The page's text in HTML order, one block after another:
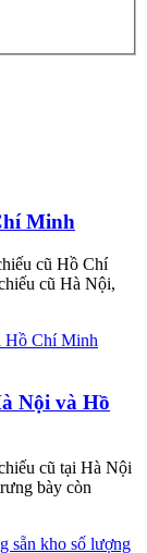
Minh
cũ Hồ Chí
cũ Hà Nội,
Nội và Hồ
cũ tại Hà Nội
bày còn